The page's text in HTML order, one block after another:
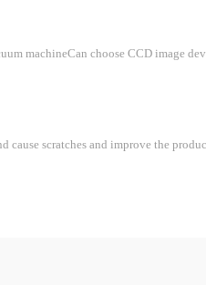
machineCan choose CCD image
cause scratches and improve the